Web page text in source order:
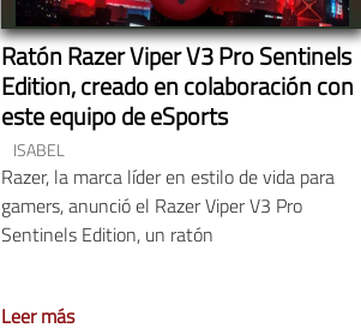
Ratón Razer Viper V3 Pro Sentinels
Edition, creado en colaboración con
este equipo de eSports
ISABEL
Razer, la marca líder en estilo de vida para
gamers, anunció el Razer Viper V3 Pro
Sentinels Edition, un ratón
Leer más